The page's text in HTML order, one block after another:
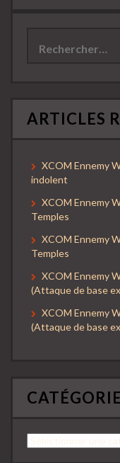
ARTICLES
XCOM Ennemy
indolent
XCOM Ennemy
Temples
XCOM Ennemy
Temples
XCOM Ennemy
(Attaque de base
XCOM Ennemy
(Attaque de base
Catégories